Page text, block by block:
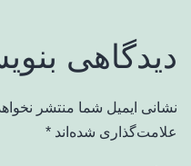
دیدگاهی
نشانی ایمیل شما منتشر
علامت‌گذاری شده‌اند *